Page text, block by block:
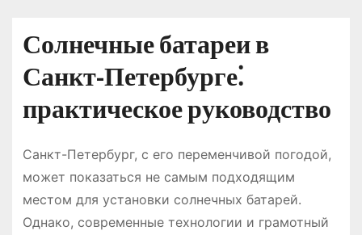
Солнечные батареи в
Санкт-Петербурге⁚
практическое руководство
Санкт-Петербург, с его переменчивой погодой,
может показаться не самым подходящим
местом для установки солнечных батарей.
Однако, современные технологии и грамотный